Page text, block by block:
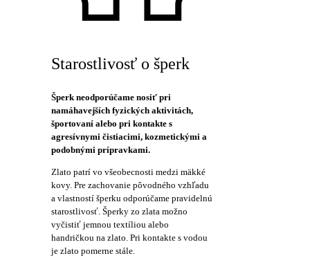
Starostlivosť o šperk
Šperk neodporúčame nosiť pri
namáhavejších fyzických aktivitách,
športovaní alebo pri kontakte s
agresívnymi čistiacimi, kozmetickými a
podobnými prípravkami.
Zlato patrí vo všeobecnosti medzi mäkké
kovy. Pre zachovanie pôvodného vzhľadu
a vlastností šperku odporúčame pravidelnú
starostlivosť. Šperky zo zlata možno
vyčistiť jemnou textíliou alebo
handričkou na zlato. Pri kontakte s vodou
je zlato pomerne stále.